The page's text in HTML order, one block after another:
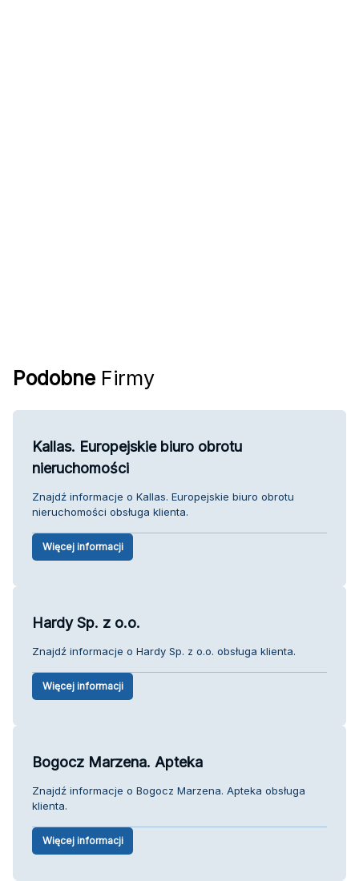
Podobne Firmy
Kallas. Europejskie biuro obrotu
nieruchomości
Znajdź informacje o Kallas. Europejskie biuro obrotu
nieruchomości obsługa klienta.
Więcej informacji
Hardy Sp. z o.o.
Znajdź informacje o Hardy Sp. z o.o. obsługa klienta.
Więcej informacji
Bogocz Marzena. Apteka
Znajdź informacje o Bogocz Marzena. Apteka obsługa
klienta.
Więcej informacji